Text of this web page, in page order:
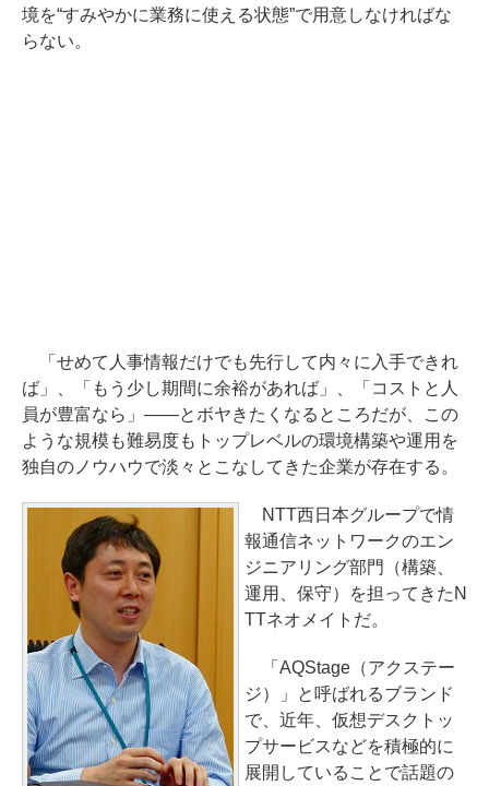
境を“すみやかに業務に使える状態”で用意しなければな
らない。
「せめて人事情報だけでも先行して内々に入手できれ
ば」、「もう少し期間に余裕があれば」、「コストと人
員が豊富なら」――とボヤきたくなるところだが、この
ような規模も難易度もトップレベルの環境構築や運用を
独自のノウハウで淡々とこなしてきた企業が存在する。
NTT西日本グループで情
報通信ネットワークのエン
ジニアリング部門（構築、
運用、保守）を担ってきたN
TTネオメイトだ。
「AQStage（アクステー
ジ）」と呼ばれるブランド
で、近年、仮想デスクトッ
プサービスなどを積極的に
展開していることで話題の